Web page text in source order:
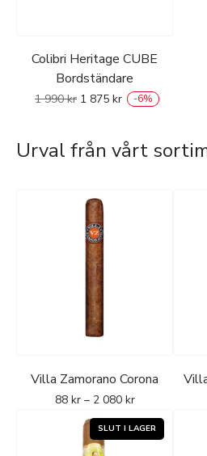
Colibri Heritage CUBE
Bordständare
1 990kr 1 875 kr -6%
Urval från vårt
Villa Zamorano Corona
88 kr – 2 080 kr